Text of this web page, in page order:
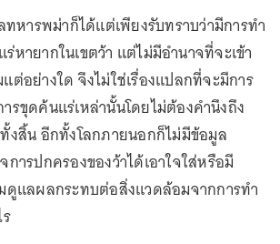
ทหารพม่าก็ได้แต่เพียงรับทราบว่ามีการทำ
หายากในเขตว้า แต่ไม่มีอำนาจที่จะเข้า
อย่างใด จึงไม่ใช่เรื่องแปลกที่จะมีการ
รขุดค้นแร่เหล่านั้นโดยไม่ต้องคำนึงถึง
งสิ้น อีกทั้งโลกภายนอกก็ไม่มีข้อมูล
ารปกครองของว้าได้เอาใจใส่หรือมี
ดูแลผลกระทบต่อสิ่งแวดล้อมจากการทำ